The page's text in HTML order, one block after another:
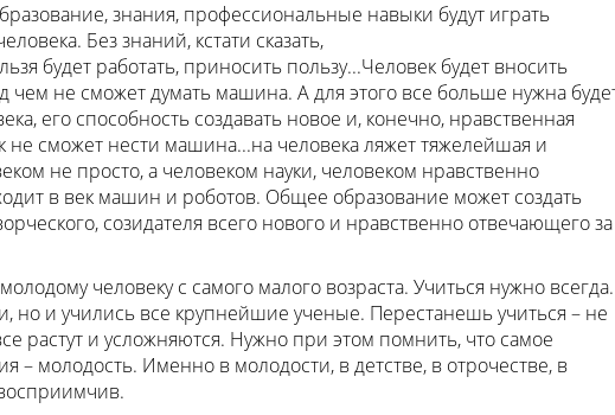
знания, профессиональные навыки будут играть
Без знаний, кстати сказать,
будет работать, приносить пользу...Человек будет вносить
чем не сможет думать машина. А для этого все больше нужна
его способность создавать новое и, конечно, нравственная
не сможет нести машина...на человека ляжет тяжелейшая и
не просто, а человеком науки, человеком нравственно
в век машин и роботов. Общее образование может создать
созидателя всего нового и нравственно отвечающего за
человеку с самого малого возраста. Учиться нужно всегда.
но и учились все крупнейшие ученые. Перестанешь учиться – не
растут и усложняются. Нужно при этом помнить, что самое
– молодость. Именно в молодости, в детстве, в отрочестве, в